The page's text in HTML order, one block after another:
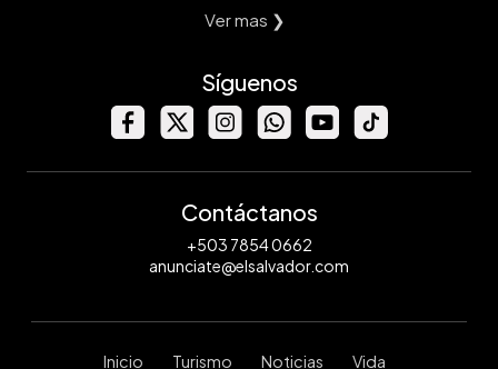
Ver mas ❯
Síguenos
Contáctanos
+503 7854 0662
anunciate@elsalvador.com
Inicio Turismo Noticias Vida